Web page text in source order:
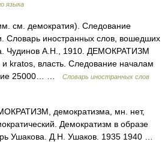
языка
см. демократия). Следование
Словарь иностранных слов, вошедших
Чудинов А.Н., 1910. ДЕМОКРАТИЗМ
и kratos, власть. Следование началам
25000… …
Словарь иностранных слов
демократизма, мн. нет,
Демократизм в образе
Ушакова. Д.Н. Ушаков. 1935 1940 …